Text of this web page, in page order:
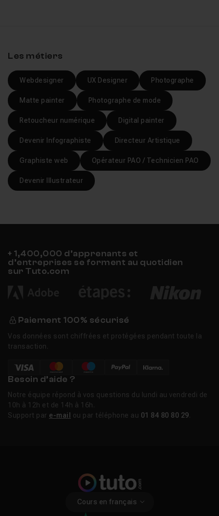
Pourquoi certains filtres ne sont-ils pas dans
la galerie des filtres ?
Peut-on utiliser les filtres Photoshop
gratuitement ?
Les métiers
Webdesigner UX Designer Photographe
Matte painter Photographe de mode
Retoucheur numérique Digital painter
Devenir Infographiste Directeur Artistique
Graphiste web Opérateur PAO / Technicien PAO
Devenir Illustrateur
+ 1,400,000 d’apprenants et
d’entreprises se forment au quotidien
sur Tuto.com
Paiement 100% sécurisé
Vos données sont chiffrées et protégées pendant toute la
transaction.
Besoin d’aide ?
Notre équipe répond à vos questions du lundi au vendredi de
10h à 12h et de 14h à 16h.
Support par e-mail ou par téléphone au 01 84 80 80 29
Cours en français